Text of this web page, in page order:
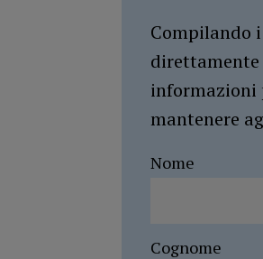
Compilando
direttamente
informazioni
mantenere
Nome
Cognome